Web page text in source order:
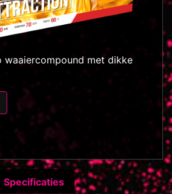
waaiercompound met dikke
Specificaties